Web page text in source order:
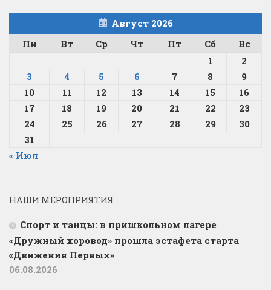
Август 2026
Пн
Вт Ср Чт Пт Сб
Вс
1
2
3
4 5 6 7 8
9
10
11 12 13 14 15
16
17
18 19 20 21 22
23
24
25 26 27 28 29
30
31
« Июл
НАШИ МЕРОПРИЯТИЯ
Спорт и танцы: в пришкольном лагере
«Дружный хоровод» прошла эстафета старта
«Движения Первых»
06.08.2026